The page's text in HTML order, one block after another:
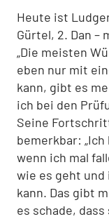
Heute ist
Gürtel, 2. Dan –
„Die meisten
eben nur mit
kann, gibt es
ich bei den
Seine
bemerkbar:
wenn ich mal
wie es geht
kann. Das gibt
es schade,